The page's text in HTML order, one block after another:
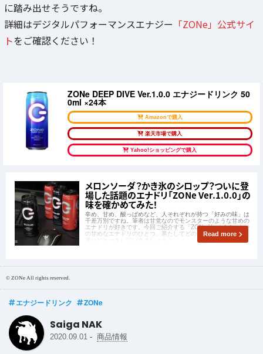
に踏み出せそうですね。
詳細はデジタルパフォーマンスエナジー 「ZONe」公式サイ
トをご確認ください！
ZONe DEEP DIVE Ver.1.0.0 エナジードリンク 50
0ml ×24本
Amazonで購入
楽天市場で購入
Yahoo!ショッピングで購入
メロンソーダ？かき氷のシロップ？ついに登
場した話題のエナドリ「ZONe Ver.1.0.0」の
味を確かめてみた！
辛め、甘め、酸っぱめなど、人それぞれが持つ「好みの味」は
千差万別ですね。筆者は甘党なのでモンスターのような甘めの
エナドリが好きです。今回ご紹介する「ZONe Ver.1.0.0」もそ
の甘めなエナドリのひとつ。果たしてどのような味なのか？早
Read more
© ZONe All rights reserved.
エナジードリンク ZONe
Saiga NAK
2020.09.01 - 商品情報